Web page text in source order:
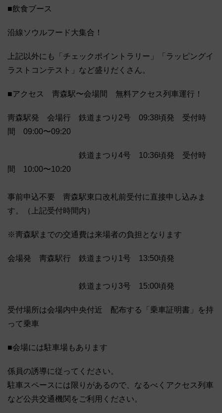
■飲食ブース
沿線ソウルフード大集合！
上記以外にも「チェックポイントラリー」「ラッピングイ
ラストコンテスト」など盛りだくさん。
■アクセス 靑森駅〜会場間 無料アクセス列車運行！
靑森駅発 会場行 鉄道まつり2号 09:38頃発 受付時
間 09:00〜09:20
鉄道まつり4号 10:36頃発 受付時
間 10:00〜10:20
事前申込不要 靑森駅東口改札前受付に直接申し込みま
す。（上記受付時間内）
※靑森駅までの交通費は来場者の負担となります
会場発 靑森駅行 鉄道まつり1号 13:50頃発
鉄道まつり3号 15:00頃発
受付場所は会場内中央付近 配布する「乗車証明書」を持
って乗車
■会場には駐車場もあります
係員の誘導に従ってください。
駐車スペースには限りがあるので、なるべくアクセス列車
など公共交通機関をご利用ください。